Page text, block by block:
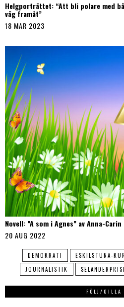
Helgporträttet: “Att bli polare med
väg framåt”
18 MAR 2023
Novell: ”A som i Agnes” av Anna-
20 AUG 2022
DEMOKRATI ESKILSTUNA-
JOURNALISTIK
FÖLJ/GILLA